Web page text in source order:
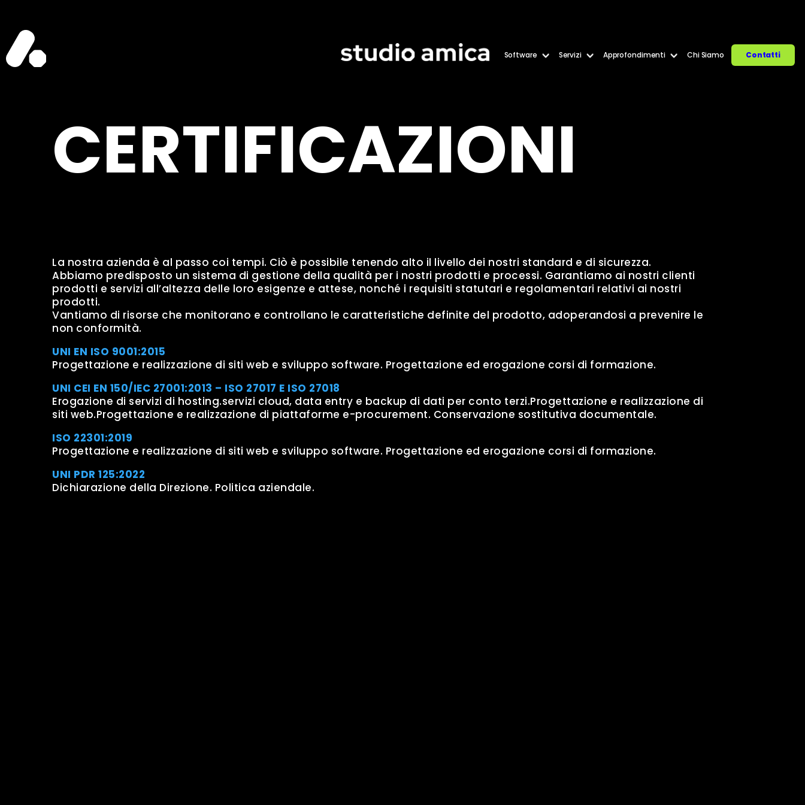
Software Servizi Approfondimenti Chi Siamo Contatti
CERTIFICAZIONI
La nostra azienda è al passo coi tempi. Ciò è possibile tenendo alto il livello dei nostri standard e di sicurezza.
Abbiamo predisposto un sistema di gestione della qualità per i nostri prodotti e processi. Garantiamo ai nostri clienti
prodotti e servizi all’altezza delle loro esigenze e attese, nonché i requisiti statutari e regolamentari relativi ai nostri
prodotti.
Vantiamo di risorse che monitorano e controllano le caratteristiche definite del prodotto, adoperandosi a prevenire le
non conformità.
UNI EN ISO 9001:2015
Progettazione e realizzazione di siti web e sviluppo software. Progettazione ed erogazione corsi di formazione.
UNI CEI EN 150/IEC 27001:2013 – ISO 27017 E ISO 27018
Erogazione di servizi di hosting.servizi cloud, data entry e backup di dati per conto terzi.Progettazione e realizzazione di
siti web.Progettazione e realizzazione di piattaforme e-procurement. Conservazione sostitutiva documentale.
ISO 22301:2019
Progettazione e realizzazione di siti web e sviluppo software. Progettazione ed erogazione corsi di formazione.
UNI PDR 125:2022
Dichiarazione della Direzione. Politica aziendale.